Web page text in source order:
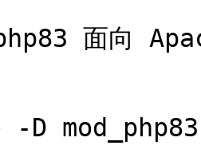
面向
mod_php83